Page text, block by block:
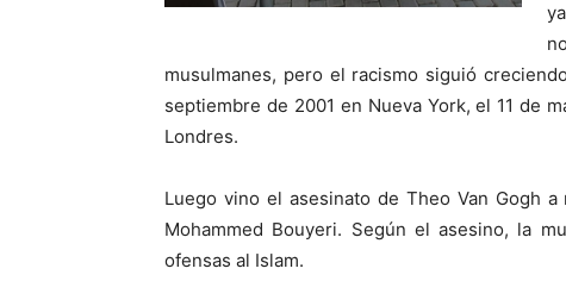
musulmanes, pero el racismo siguió
septiembre de 2001 en Nueva York, el 11 de
Londres.
Luego vino el asesinato de Theo Van Gogh
Mohammed Bouyeri. Según el asesino, la
ofensas al Islam.